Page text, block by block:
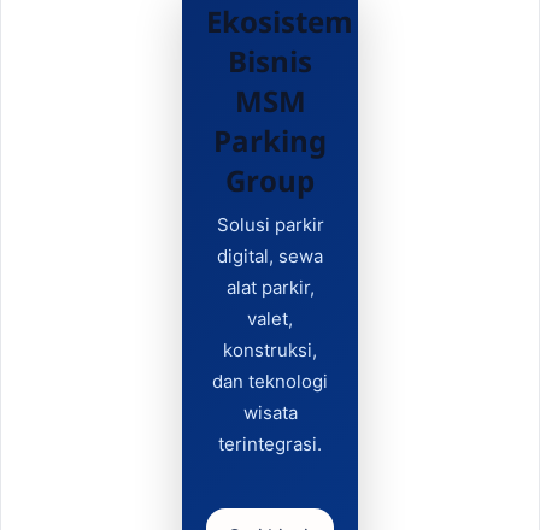
Ekosistem
Bisnis
MSM
Parking
Group
Solusi parkir
digital, sewa
alat parkir,
valet,
konstruksi,
dan teknologi
wisata
terintegrasi.